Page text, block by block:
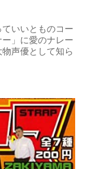
いいとものコー
」に愛のナレー
声優として知ら